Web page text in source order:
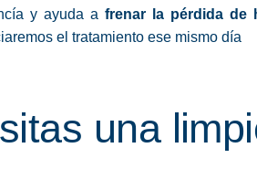
y ayuda afrenar la pérdida de
el tratamiento ese mismo día
una